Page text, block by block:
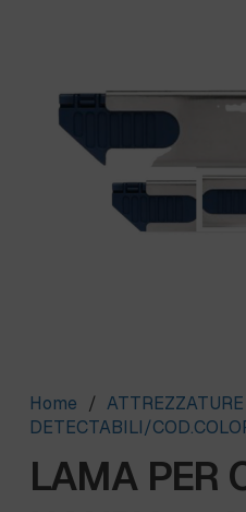
Home / ATTREZZATURE
DETECTABILI/
LAMA PER